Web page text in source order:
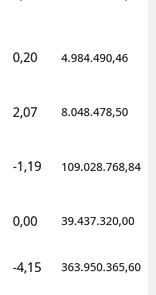
0,20 4.984.490,46
2,07 8.048.478,50
-1,19 109.028.768,84
0,00 39.437.320,00
-4,15 363.950.365,60